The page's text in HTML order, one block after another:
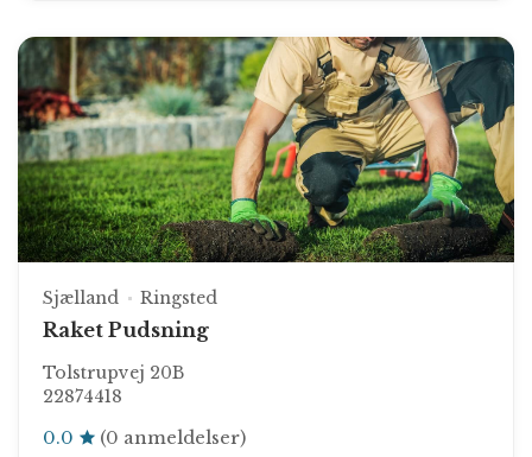
Sjælland Ringsted
Raket Pudsning
Tolstrupvej 20B
22874418
0.0 (0 anmeldelser)